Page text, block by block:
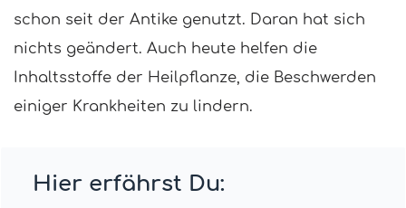
schon seit der Antike genutzt. Daran hat sich
nichts geändert. Auch heute helfen die
Inhaltsstoffe der Heilpflanze, die Beschwerden
einiger Krankheiten zu lindern.
Hier erfährst Du: